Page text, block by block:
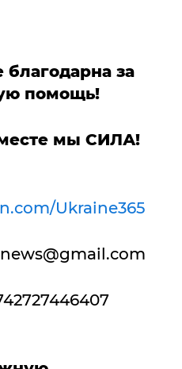
благодарна за
помощь!
мы СИЛА!
Ukraine365